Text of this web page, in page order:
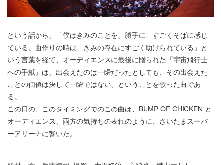
という話から、「僕はきみのことを、勝手に、すごくそばに感じ
ている。曲作りの時は、きみの存在にすごく助けられている」と
いう言葉を経て、オーディエンスに最後に贈られた「宇宙飛行士
への手紙」は、出会えたのは一瞬だったとしても、その出会えた
ことの価値は決して一瞬ではない、ということを歌った曲であ
る。
この日の、このタイミングでのこの曲は、BUMP OF CHICKEN と
オーディエンス、両方の気持ちの表れのように、さいたまスーパ
ーアリーナに響いた。